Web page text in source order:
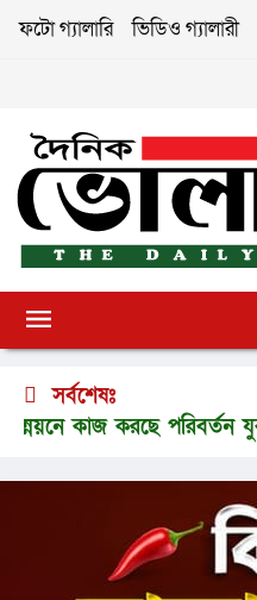
ফটো গ্যালারি ভিডিও গ্যালারী
সর্বশেষঃ
পরিবর্তন যুব উন্নয়ন সংস্থা